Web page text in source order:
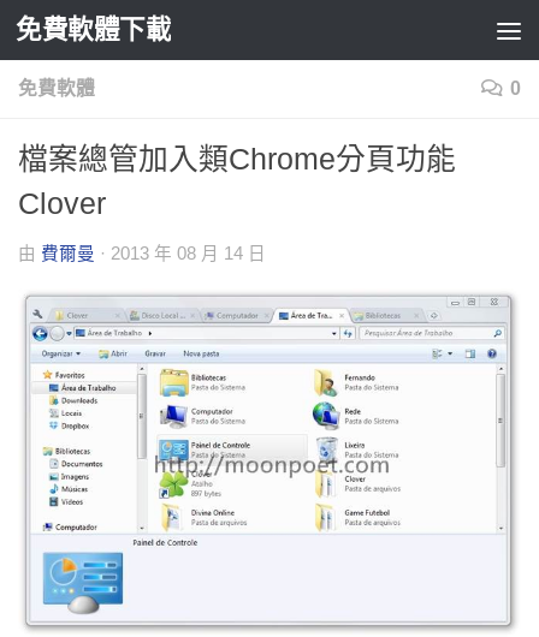
Skip to content
免費軟體下載
免費軟體 0
檔案總管加入類Chrome分頁功能
Clover
由 費爾曼 · 2013 年 08 月 14 日